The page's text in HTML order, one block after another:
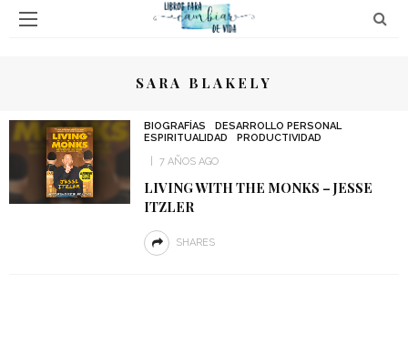
SARA BLAKELY
BIOGRAFÍAS
DESARROLLO PERSONAL
ESPIRITUALIDAD
PRODUCTIVIDAD
7 AÑOS AGO
LIVING WITH THE MONKS – JESSE
ITZLER
SHARES